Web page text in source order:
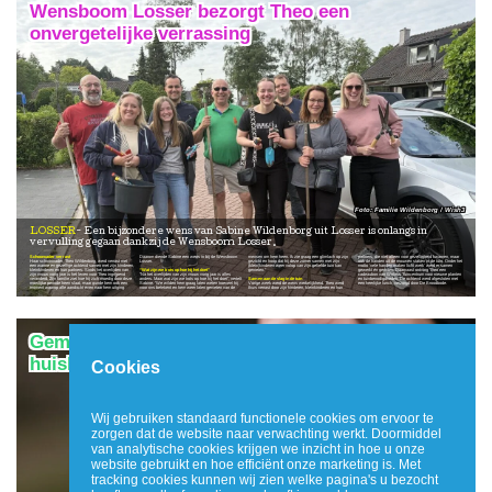
Wensboom Losser bezorgt Theo een
onvergetelijke verrassing
LOSSER
vervulling gegaan dankzij de Wensboom Losser.
Schoonvader verrast
Haar schoonvader, Theo Wildenborg, werd verrast met
een warme en gezellige ochtend samen met zijn kinderen,
kleinkinderen en hun partners. Sinds het overlijden van
zijn vrouw vorig jaar is het leven voor Theo ingrijpend
veranderd. Zijn familie ziet hoe hij zich moedig door deze
moeilijke periode heen slaat, maar gunde hem ook een
moment waarop alle aandacht even naar hem uitging.
Daarom diende Sabine een wens in bij de Wensboom
Losser.
“Wat zijn we trots op hoe hij het doet”
“Na het overlijden van zijn vrouw vorig jaar is alles
anders. Maar wat zijn we trots op hoe hij het doet”, vertelt
Sabine. “We wilden hem graag laten weten hoeveel hij
voor ons betekent en hem weer laten genieten van de
mensen om hem heen. Ik zie graag een glimlach op zijn
gezicht en hoop dat hij deze zomer samen met zijn
(klein)kinderen weer volop van zijn geliefde tuin kan
genieten.”
Samen aan de slag in de tuin
Vorige week werd de wens werkelijkheid. Theo werd
thuis verrast door zijn kinderen, kleinkinderen en hun
partners, die niet alleen voor gezelligheid kwamen, maar
ook de handen uit de mouwen staken in de tuin. Onder het
motto ‘vele handen maken licht werk’ werd er samen
gewerkt én genoten. Daarnaast ontving Theo een
cadeaubon van Wolters Tuincentrum voor nieuwe planten
en tuinbenodigdheden. De ochtend werd afgesloten met
een heerlijke lunch, verzorgd door De Broodbode.
Familie Wildenborg / Wish3
Gemeente Losser start tijdelijke regeling voor
huishoudens met één inkomen
Cookies
Wij gebruiken standaard functionele cookies om ervoor te
zorgen dat de website naar verwachting werkt. Doormiddel
van analytische cookies krijgen we inzicht in hoe u onze
website gebruikt en hoe efficiënt onze marketing is. Met
tracking cookies kunnen wij zien welke pagina's u bezocht